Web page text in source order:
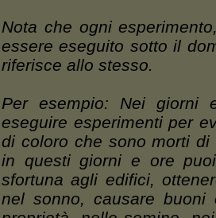
Nota che ogni
essere eseguito sotto il
riferisce allo stesso.
Per esempio: Nei
eseguire esperimenti per
di coloro che sono morti
in questi giorni e ore
sfortuna agli edifici,
nel sonno, causare